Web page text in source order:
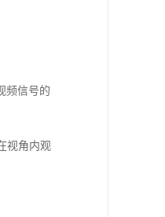
频信号的
视角内观